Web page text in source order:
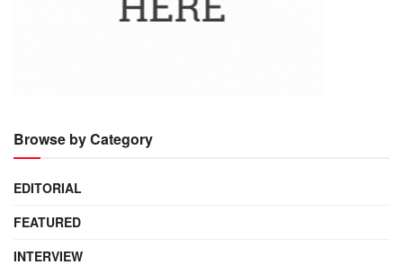
Browse by Category
EDITORIAL
FEATURED
INTERVIEW